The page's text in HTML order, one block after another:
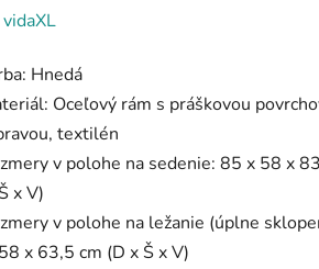
vidaXL
Hnedá
Oceľový rám s práškovou
textilén
v polohe na sedenie: 85 x 58 x
x V)
v polohe na ležanie (úplne
x 63,5 cm (D x Š x V)